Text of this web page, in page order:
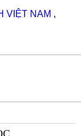
VIỆT NAM ,